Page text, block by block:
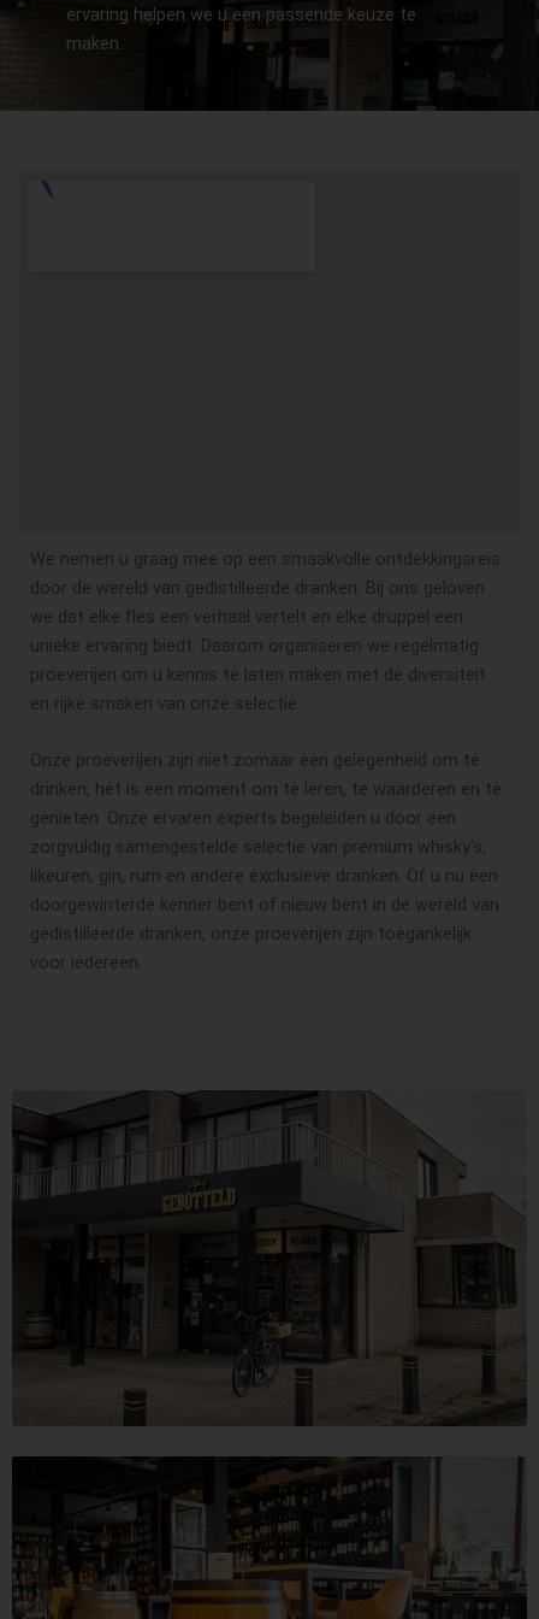
ervaring helpen we u een passende keuze te
maken.
We nemen u graag mee op een smaakvolle ontdekkingsreis
door de wereld van gedistilleerde dranken. Bij ons geloven
we dat elke fles een verhaal vertelt en elke druppel een
unieke ervaring biedt. Daarom organiseren we regelmatig
proeverijen om u kennis te laten maken met de diversiteit
en rijke smaken van onze selectie.
Onze proeverijen zijn niet zomaar een gelegenheid om te
drinken; het is een moment om te leren, te waarderen en te
genieten. Onze ervaren experts begeleiden u door een
zorgvuldig samengestelde selectie van premium whisky’s,
likeuren, gin, rum en andere exclusieve dranken. Of u nu een
doorgewinterde kenner bent of nieuw bent in de wereld van
gedistilleerde dranken, onze proeverijen zijn toegankelijk
voor iedereen.